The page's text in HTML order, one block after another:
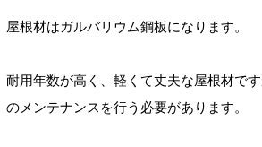
屋根材はガルバリウム鋼板になります。
耐用年数が高く、軽くて丈夫な屋根材で
のメンテナンスを行う必要があります。